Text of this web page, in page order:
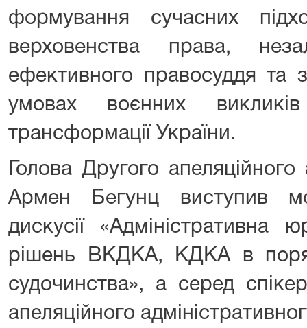
формування сучасних
верховенства права,
ефективного правосуддя та
умовах воєнних викликів
трансформації України.
Голова Другого апеляційного
Армен Бегунц виступив
дискусії «Адміністративна
рішень ВКДКА, КДКА в
судочинства», а серед
апеляційного